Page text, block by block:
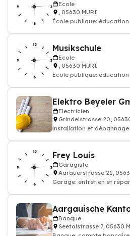
Ecole
, 05630 MURI
École publique:
Musikschule
Ecole
, 05630 MURI
École publique:
Elektro Beyeler
Electricien
Grindelstrasse 20,
installation et
Frey Louis
Garagiste
Aarauerstrasse 21,
Garage: entretien et
Aargauische
Banque
Seetalstrasse 7, 05630